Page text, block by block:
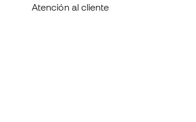
Atención al cliente